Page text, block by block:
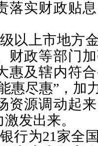
落实财政贴
上市地方金
财政等部门
惠及辖内符
惠尽惠”，加
资源调动起
发出来。
为21家全国